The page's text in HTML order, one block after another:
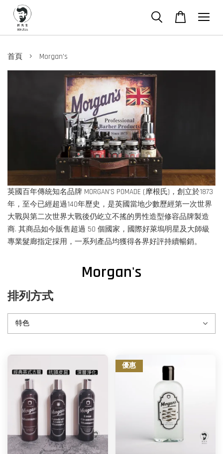
首頁 › Morgan's
英國百年傳統知名品牌 MORGAN'S POMADE (摩根氏)，創立於1873
年，至今已經超過140年歷史，是英國當地少數歷經第一次世界
大戰與第二次世界大戰後仍屹立不搖的男性造型修容品牌製造
商. 其商品如今販售超過 50 個國家，國際好萊塢明星及大師級
專業髮廊指定採用，一系列產品均獲得各界好評持續暢銷。
Morgan's
排列方式
優惠